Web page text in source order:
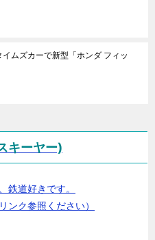
ムズカーで新型「ホンダ フィッ
キーヤー)
鉄道好きです。
ンク参照ください）